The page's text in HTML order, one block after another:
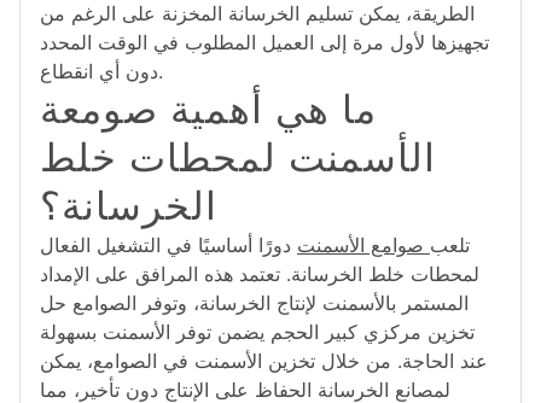
الطريقة، يمكن تسليم الخرسانة المخزنة على الرغم من
تجهيزها لأول مرة إلى العميل المطلوب في الوقت المحدد
دون أي انقطاع.
ما هي أهمية صومعة
الأسمنت لمحطات خلط
الخرسانة؟
تلعب صوامع الأسمنت دورًا أساسيًا في التشغيل الفعال
لمحطات خلط الخرسانة. تعتمد هذه المرافق على الإمداد
المستمر بالأسمنت لإنتاج الخرسانة، وتوفر الصوامع حل
تخزين مركزي كبير الحجم يضمن توفر الأسمنت بسهولة
عند الحاجة. من خلال تخزين الأسمنت في الصوامع، يمكن
لمصانع الخرسانة الحفاظ على الإنتاج دون تأخير، مما